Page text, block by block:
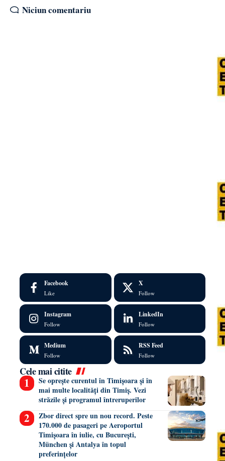
Niciun comentariu
Facebook
Like
X
Follow
Instagram
Follow
LinkedIn
Follow
Medium
Follow
RSS Feed
Follow
Cele mai citite
Se oprește curentul în Timișoara și în
mai multe localități din Timiș. Vezi
străzile și programul întreruperilor
Zbor direct spre un nou record. Peste
170.000 de pasageri pe Aeroportul
Timișoara în iulie, cu București,
München și Antalya în topul
preferințelor